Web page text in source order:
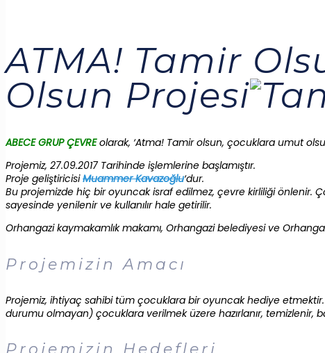
ATMA! Tamir
Olsun Projesi
ABECE GRUP ÇEVREolarak, ‘Atma! Tamir olsun, çocuklara umut
Projemiz, 27.09.2017 Tarihinde işlemlerine başlamıştır.
Proje geliştiricisiMuammer Kavazoğlu‘dur.
Bu projemizde hiç bir oyuncak israf edilmez, çevre kirliliği önlenir.
sayesinde yenilenir ve kullanılır hale getirilir.
Orhangazi kaymakamlık makamı, Orhangazi belediyesi ve
Projemizin Amacı
Projemiz, ihtiyaç sahibi tüm çocuklara bir oyuncak hediye
durumu olmayan) çocuklara verilmek üzere hazırlanır, temizlenir,